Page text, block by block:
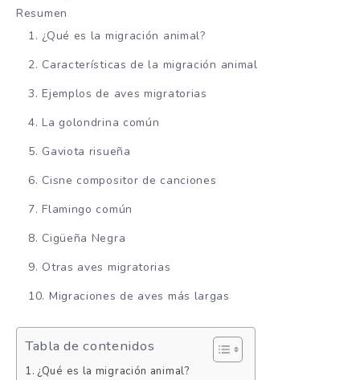
Resumen
¿Qué es la migración animal?
Características de la migración animal
Ejemplos de aves migratorias
La golondrina común
Gaviota risueña
Cisne compositor de canciones
Flamingo común
Cigüeña Negra
Otras aves migratorias
Migraciones de aves más largas
Tabla de contenidos
¿Qué es la migración animal?